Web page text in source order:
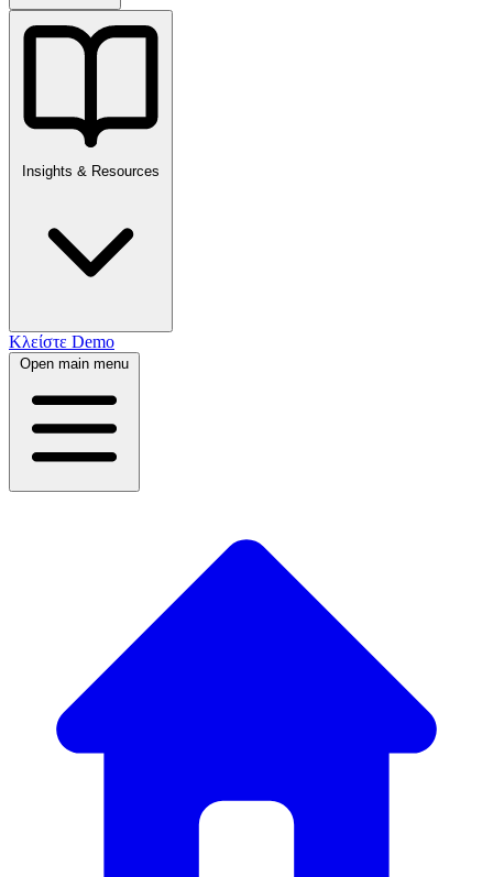
Insights & Resources
Κλείστε Demo
Open main menu